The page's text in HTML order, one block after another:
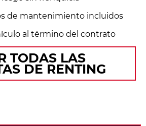
de mantenimiento incluidos
al término del contrato
TODAS LAS
DE RENTING